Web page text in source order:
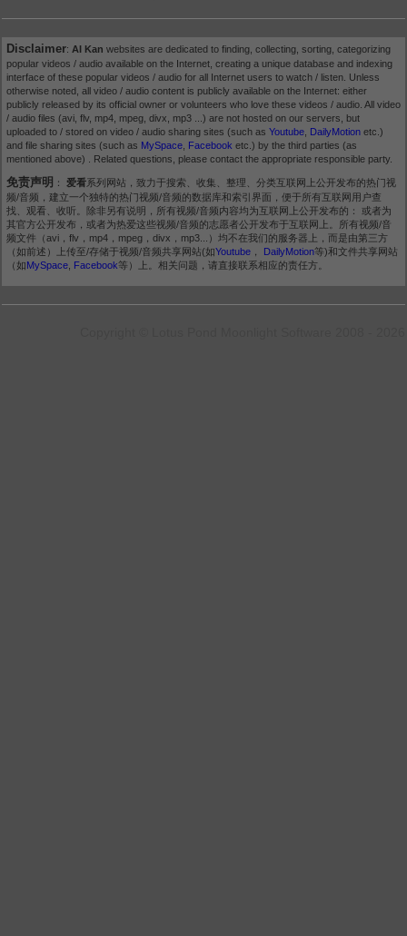
Disclaimer: AI Kan websites are dedicated to finding, collecting, sorting, categorizing
popular videos / audio available on the Internet, creating a unique database and indexing
interface of these popular videos / audio for all Internet users to watch / listen. Unless
otherwise noted, all video / audio content is publicly available on the Internet: either
publicly released by its official owner or volunteers who love these videos / audio. All video
/ audio files (avi, flv, mp4, mpeg, divx, mp3 ...) are not hosted on our servers, but
uploaded to / stored on video / audio sharing sites (such as Youtube DailyMotion etc.)
and file sharing sites (such as MySpace Facebook etc.) by the third parties (as
mentioned above) . Related questions, please contact the appropriate responsible party.
免责声明 ： 爱看系列网站，致力于搜索、收集、整理、分类互联网上公开发布的热门视
频/音频，建立一个独特的热门视频/音频的数据库和索引界面，便于所有互联网用户查
找、观看、收听。除非另有说明，所有视频/音频内容均为互联网上公开发布的： 或者为
其官方公开发布，或者为热爱这些视频/音频的志愿者公开发布于互联网上。所有视频/音
频文件（avi，flv，mp4，mpeg，divx，mp3...）均不在我们的服务器上，而是由第三方
（如前述）上传至/存储于视频/音频共享网站(如Youtube DailyMotion等)和文件共享网站
（如MySpace Facebook等）上。相关问题，请直接联系相应的责任方。